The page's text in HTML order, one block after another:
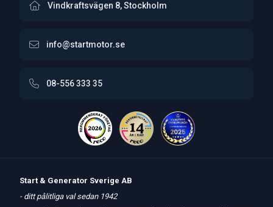
Vindkraftsvägen 8, Stockholm
info@startmotor.se
08-556 333 35
Start & Generator Sverige AB
- ditt pålitliga val sedan 1942